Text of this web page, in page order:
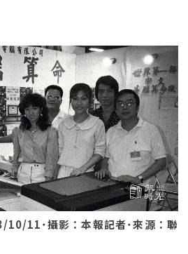
10/11˙攝影：本報記者˙來源：聯